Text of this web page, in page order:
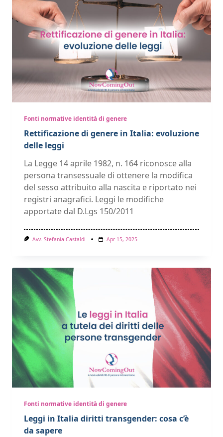
Fonti normative identità di genere
Rettificazione di genere in Italia: evoluzione
delle leggi
La Legge 14 aprile 1982, n. 164 riconosce alla
persona transessuale di ottenere la modifica
del sesso attribuito alla nascita e riportato nei
registri anagrafici. Leggi le modifiche
apportate dal D.Lgs 150/2011
Avv. Stefania Castaldi Apr 15, 2025
Fonti normative identità di genere
Leggi in Italia diritti transgender: cosa c’è
da sapere